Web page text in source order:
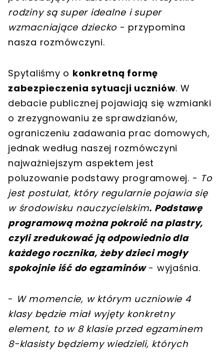
rodziny są super idealne i super
wzmacniające dziecko - przypomina
nasza rozmówczyni.
Spytaliśmy o konkretną formę
zabezpieczenia sytuacji uczniów. W
debacie publicznej pojawiają się wzmianki
o zrezygnowaniu ze sprawdzianów,
ograniczeniu zadawania prac domowych,
jednak według naszej rozmówczyni
najważniejszym aspektem jest
poluzowanie podstawy programowej. - To
jest postulat, który regularnie pojawia się
w środowisku nauczycielskim. Podstawę
programową można pokroić na plastry,
czyli zredukować ją odpowiednio dla
każdego rocznika, żeby dzieci mogły
spokojnie iść do egzaminów- wyjaśnia.
- W momencie, w którym uczniowie 4
klasy będzie miał wyjęty konkretny
element, to w 8 klasie przed egzaminem
8-klasisty będziemy wiedzieli, których